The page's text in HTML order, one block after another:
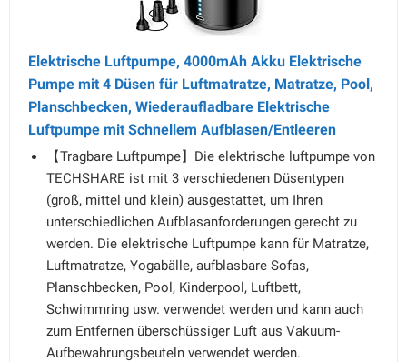
Elektrische Luftpumpe, 4000mAh Akku Elektrische
Pumpe mit 4 Düsen für Luftmatratze, Matratze, Pool,
Planschbecken, Wiederaufladbare Elektrische
Luftpumpe mit Schnellem Aufblasen/Entleeren
【Tragbare Luftpumpe】Die elektrische luftpumpe von
TECHSHARE ist mit 3 verschiedenen Düsentypen
(groß, mittel und klein) ausgestattet, um Ihren
unterschiedlichen Aufblasanforderungen gerecht zu
werden. Die elektrische Luftpumpe kann für Matratze,
Luftmatratze, Yogabälle, aufblasbare Sofas,
Planschbecken, Pool, Kinderpool, Luftbett,
Schwimmring usw. verwendet werden und kann auch
zum Entfernen überschüssiger Luft aus Vakuum-
Aufbewahrungsbeuteln verwendet werden.